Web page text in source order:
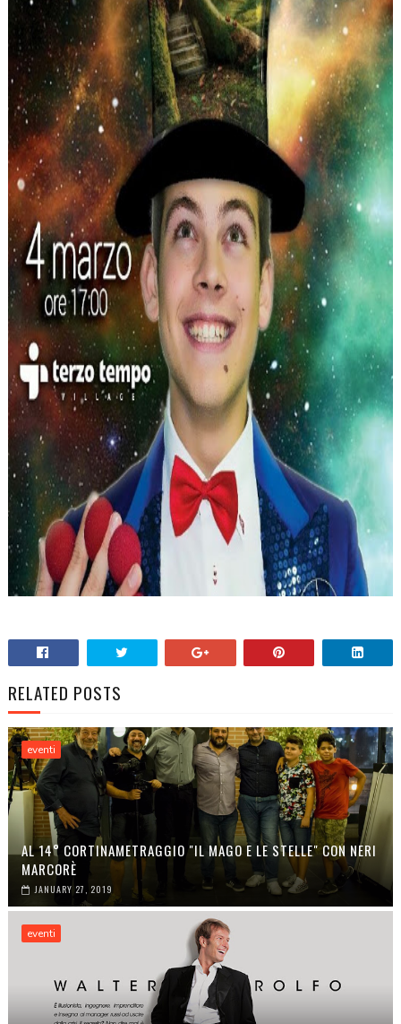
RELATED POSTS
eventi
AL 14° CORTINAMETRAGGIO "IL MAGO E LE STELLE" CON NERI
MARCORÈ
JANUARY 27, 2019
eventi